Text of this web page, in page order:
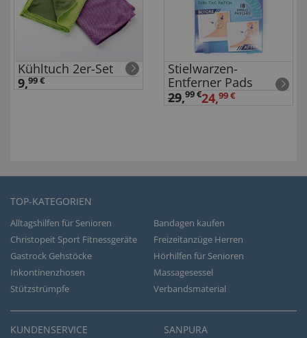
Kühltuch 2er-Set
9,99 €
Stielwarzen-
Entferner Pads
29,99 €24,99 €
TOP-KATEGORIEN
Alltagshilfen für Senioren
Bandagen kaufen
Christopeit Sport Fitnessgeräte
Freizeitanzüge Herren
Gastrock Gehstöcke
Hörhilfen für Senioren
Inkontinenzhosen
Massagesessel
Stützstrümpfe
Verbandsmaterial
KUNDENSERVICE SANPURA